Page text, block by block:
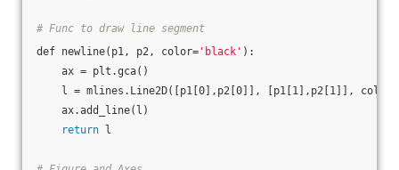
# Func to draw line segment
def newline(p1, p2, color= 'black' ):
ax = plt.gca()
l = mlines.Line2D([p1[0],p2[0]], [p1[1],p2[1]], color=
ax.add_line(l)
return l